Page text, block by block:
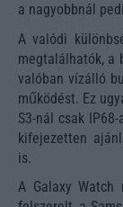
a nagyobbnál
A valódi
megtalálhatók, a
valóban vízálló
működést. Ez
S3-nál csak
kifejezetten
is.
A Galaxy Watch